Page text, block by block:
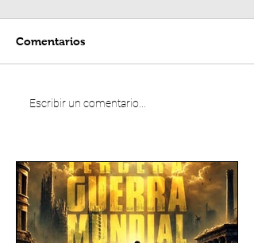
Comentarios
Escribir un comentario...